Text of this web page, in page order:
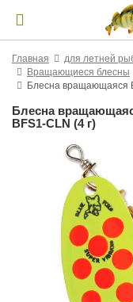
Главная для летней
Вращающиеся блесны
Блесна вращающаяся
Блесна
BFS1-CLN (4 г)